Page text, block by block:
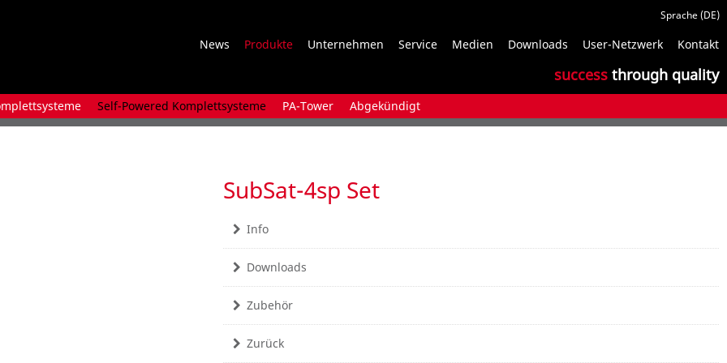
News Produkte Unternehmen Service Medien Downloads User-Netzwerk Kontakt
success through quality
Self-Powered Komplettsysteme PA-Tower Abgekündigt
SubSat-4sp Set
Info
Downloads
Zubehör
Zurück